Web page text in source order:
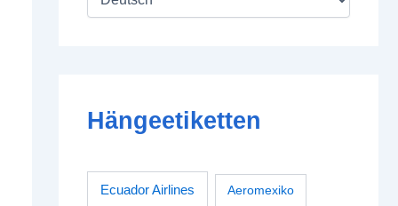
Hängeetiketten
Ecuador Airlines Aeromexiko